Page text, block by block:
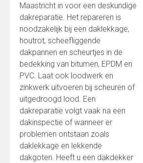
Maastricht in voor een deskundige
dakreparatie. Het repareren is
noodzakelijk bij een daklekkage,
houtrot, scheefliggende
dakpannen en scheurtjes in de
bedekking van bitumen, EPDM en
PVC. Laat ook loodwerk en
zinkwerk uitvoeren bij scheuren of
uitgedroogd lood. Een
dakreparatie volgt vaak na een
dakinspectie of wanneer er
problemen ontstaan zoals
daklekkage en lekkende
dakgoten. Heeft u een dakdekker